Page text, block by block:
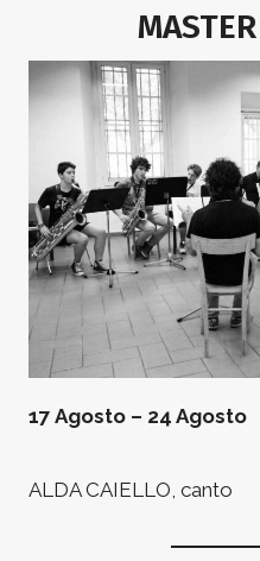
17 Agosto – 24 Agosto
ALDA CAIELLO, canto